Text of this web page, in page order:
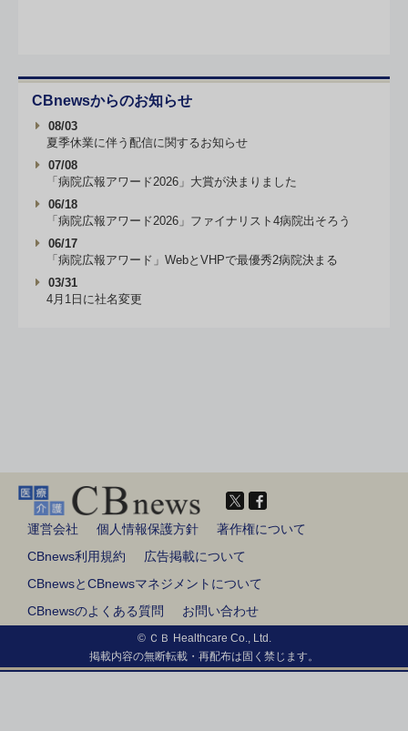
CBnewsからのお知らせ
08/03
夏季休業に伴う配信に関するお知らせ
07/08
「病院広報アワード2026」大賞が決まりました
06/18
「病院広報アワード2026」ファイナリスト4病院出そろう
06/17
「病院広報アワード」WebとVHPで最優秀2病院決まる
03/31
4月1日に社名変更
運営会社 個人情報保護方針
著作権について
CBnews利用規約
広告掲載について
CBnewsとCBnewsマネジメントについて
CBnewsのよくある質問
お問い合わせ
© ＣＢ Healthcare Co., Ltd.
掲載内容の無断転載・再配布は固く禁じます。